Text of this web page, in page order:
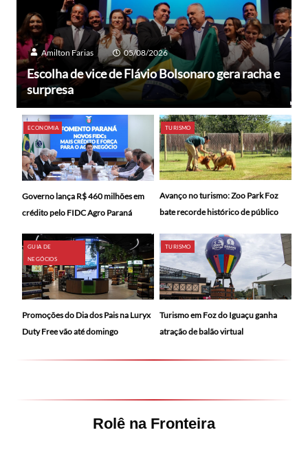
Amilton Farias 05/08/2026
Escolha de vice de Flávio Bolsonaro gera racha e
surpresa
ECONOMIA
Governo lança R$ 460 milhões em
crédito pelo FIDC Agro Paraná
TURISMO
Avanço no turismo: Zoo Park Foz
bate recorde histórico de público
GUIA DE
NEGÓCIOS
Promoções do Dia dos Pais na Luryx
Duty Free vão até domingo
TURISMO
Turismo em Foz do Iguaçu ganha
atração de balão virtual
Rolê na Fronteira